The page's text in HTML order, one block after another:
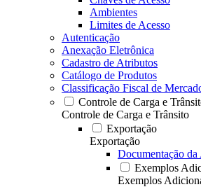
Ambientes
Limites de Acesso
Autenticação
Anexação Eletrônica
Cadastro de Atributos
Catálogo de Produtos
Classificação Fiscal de
Controle de Carga e
Controle de Carga e Trânsito
Exportação
Exportação
Documentação
Exemplos
Exemplos